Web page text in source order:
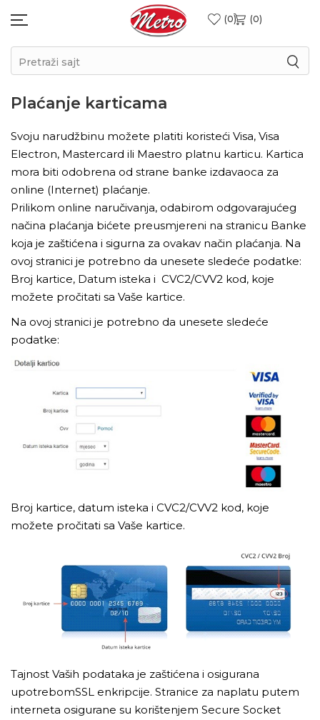
0 0
Pretraži sajt
Plaćanje karticama
Svoju narudžbinu možete platiti koristeći Visa, Visa
Electron, Mastercard ili Maestro platnu karticu. Kartica
mora biti odobrena od strane banke izdavaoca za
online (Internet) plaćanje.
Prilikom online naručivanja, odabirom odgovarajućeg
načina plaćanja bićete preusmjereni na stranicu Banke
koja je zaštićena i sigurna za ovakav način plaćanja. Na
ovoj stranici je potrebno da unesete sledeće podatke:
Broj kartice, Datum isteka i CVC2/CVV2 kod, koje
možete pročitati sa Vaše kartice.
Na ovoj stranici je potrebno da unesete sledeće
podatke:
Broj kartice, datum isteka i CVC2/CVV2 kod, koje
možete pročitati sa Vaše kartice.
Tajnost Vaših podataka je zaštićena i osigurana
upotrebomSSL enkripcije. Stranice za naplatu putem
interneta osigurane su korištenjem Secure Socket